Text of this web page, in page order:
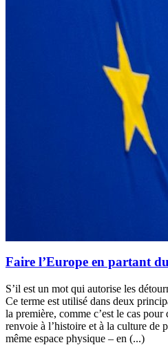
Faire l’Europe en partant
S’il est un mot qui autorise les
Ce terme est utilisé dans deux
la première, comme c’est le cas
renvoie à l’histoire et à la culture de
même espace physique – en (...)